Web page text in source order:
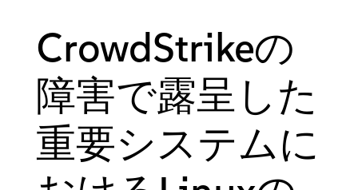
CrowdStrikeの
障害で露呈した
重要システムに